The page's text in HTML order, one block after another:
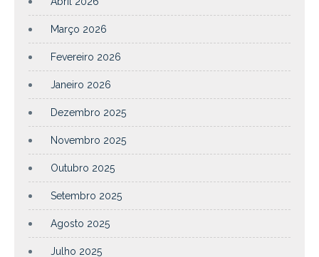
Março 2026
Fevereiro 2026
Janeiro 2026
Dezembro 2025
Novembro 2025
Outubro 2025
Setembro 2025
Agosto 2025
Julho 2025